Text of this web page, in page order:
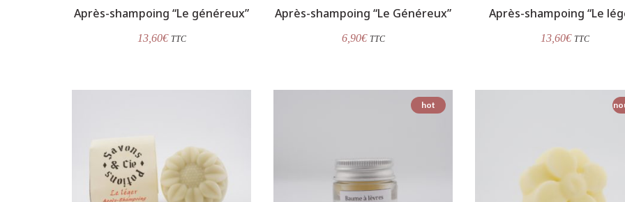
Après-shampoing “Le généreux”
13,60€ TTC
Après-shampoing “Le Généreux”
6,90€ TTC
Après-shampoing “Le
13,60€ TTC
hot